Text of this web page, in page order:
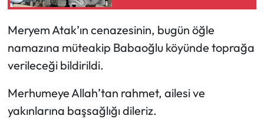
Meryem Atak’ın cenazesinin, bugün öğle
namazına müteakip Babaoğlu köyünde toprağa
verileceği bildirildi.
Merhumeye Allah’tan rahmet, ailesi ve
yakınlarına başsağlığı dileriz.
Laçin Haberleri
Mecitözü Haberleri
Oğuzlar Haberleri